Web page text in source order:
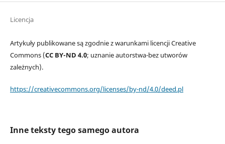
Licencja
Artykuły publikowane są zgodnie z warunkami licencji Creative
Commons (CC BY-ND 4.0; uznanie autorstwa-bez utworów
zależnych).
https://creativecommons.org/licenses/by-nd/4.0/deed.pl
Inne teksty tego samego autora